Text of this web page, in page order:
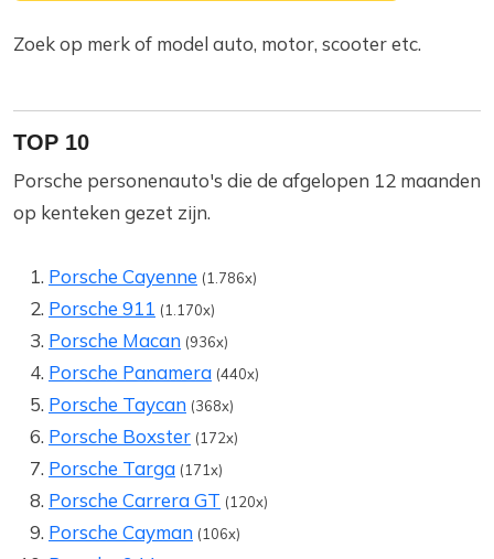
Zoek op merk of model auto, motor, scooter etc.
TOP 10
Porsche personenauto's die de afgelopen 12 maanden
op kenteken gezet zijn.
Porsche Cayenne (1.786x)
Porsche 911 (1.170x)
Porsche Macan (936x)
Porsche Panamera (440x)
Porsche Taycan (368x)
Porsche Boxster (172x)
Porsche Targa (171x)
Porsche Carrera GT (120x)
Porsche Cayman (106x)